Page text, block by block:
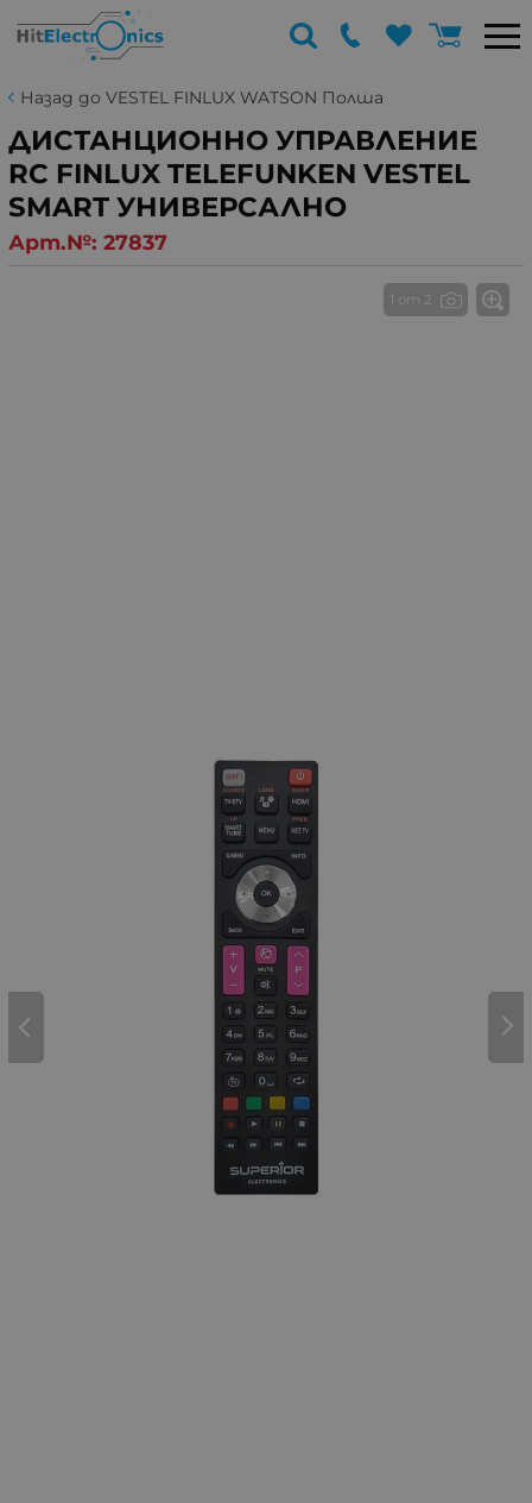
Назад до VESTEL FINLUX WATSON Полша
ДИСТАНЦИОННО УПРАВЛЕНИЕ
RC FINLUX TELEFUNKEN VESTEL
SMART УНИВЕРСАЛНО
Арт.№: 27837
1 от 2